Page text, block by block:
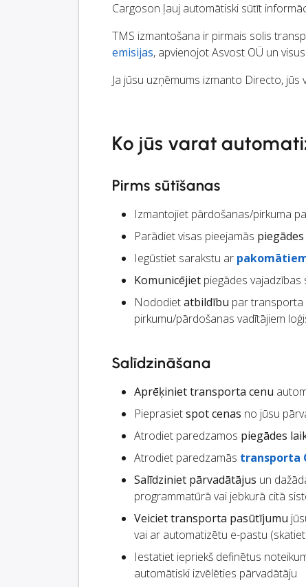
Cargoson ļauj automātiski sūtīt
TMS izmantošana ir pirmais solis
emisijas, apvienojot Asvost OÜ un
Ja jūsu uzņēmums izmanto Directo,
Ko jūs varat
Pirms sūtīšanas
Izmantojiet pārdošanas/pirkuma
Parādiet visas pieejamās
Iegūstiet sarakstu ar
Komunicējiet piegādes vajadzības
Nododietatbildību par transporta
pirkumu/pārdošanas vadītājiem
Salīdzināšana
Aprēķiniet transporta cenu
Pieprasietspot cenas no jūsu
Atrodiet paredzamos piegādes
Atrodiet paredzamās transporta
Salīdziniet pārvadātājus un
programmatūrā vai jebkurā citā
Veiciet transporta pasūtījumu
vai ar automatizētu e-pastu (skatiet
Iestatiet iepriekš definētus
automātiski izvēlēties pārvadātāju